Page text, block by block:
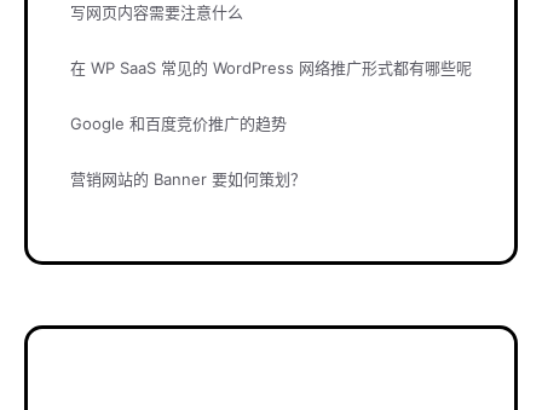
写网页内容需要注意什么
在 WP SaaS 常见的 WordPress 网络推广形式都有哪些呢
Google 和百度竞价推广的趋势
营销网站的 Banner 要如何策划？